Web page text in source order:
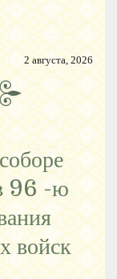
2 августа, 2026
96 -ю
войск